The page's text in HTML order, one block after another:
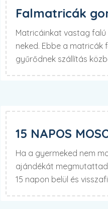
Falmatricák
Matricáinkat vastag
neked. Ebbe a matricák
gyűrődnek szállítás
15 NAPOS
Ha a gyermeked nem
ajándékát megmutattad
15 napon belül és